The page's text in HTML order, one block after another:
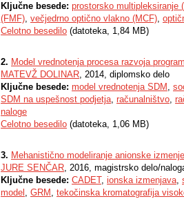
Ključne besede: prostorsko multipleksiranje
(FMF), večjedrno optično vlakno (MCF),
Celotno besedilo (datoteka, 1,84 MB)
2. Model vrednotenja procesa razvoja
MATEVŽ DOLINAR, 2014, diplomsko delo
Ključne besede: model vrednotenja SDM ,
SDM na uspešnost podjetja, računalništvo,
naloge
Celotno besedilo (datoteka, 1,06 MB)
3. Mehanistično modeliranje anionske
JURE SENČAR, 2016, magistrsko delo/
Ključne besede: CADET, ionska izmenjava,
model , GRM , tekočinska kromatografija